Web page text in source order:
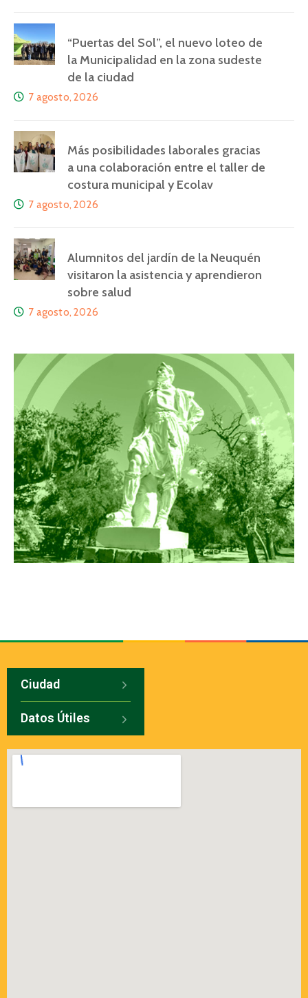
“Puertas del Sol”, el nuevo loteo de
la Municipalidad en la zona sudeste
de la ciudad
7 agosto, 2026
Más posibilidades laborales gracias
a una colaboración entre el taller de
costura municipal y Ecolav
7 agosto, 2026
Alumnitos del jardín de la Neuquén
visitaron la asistencia y aprendieron
sobre salud
7 agosto, 2026
Ciudad
Datos Útiles